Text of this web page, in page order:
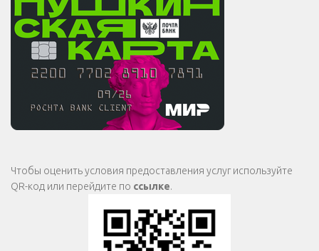
Чтобы оценить условия предоставления услуг используйте
QR-код или перейдите по ссылке.